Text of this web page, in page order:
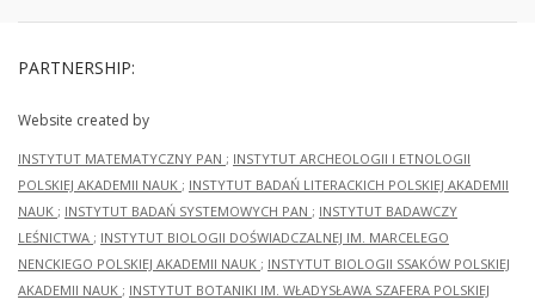
PARTNERSHIP:
Website created by
INSTYTUT MATEMATYCZNY PAN ; INSTYTUT ARCHEOLOGII I ETNOLOGII
POLSKIEJ AKADEMII NAUK ; INSTYTUT BADAŃ LITERACKICH POLSKIEJ AKADEMII
NAUK ; INSTYTUT BADAŃ SYSTEMOWYCH PAN ; INSTYTUT BADAWCZY
LEŚNICTWA ; INSTYTUT BIOLOGII DOŚWIADCZALNEJ IM. MARCELEGO
NENCKIEGO POLSKIEJ AKADEMII NAUK ; INSTYTUT BIOLOGII SSAKÓW POLSKIEJ
AKADEMII NAUK ; INSTYTUT BOTANIKI IM. WŁADYSŁAWA SZAFERA POLSKIEJ